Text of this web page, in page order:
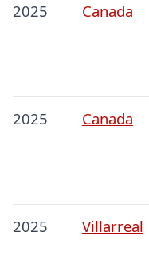
2025 Canada
2025 Canada
2025 Villarreal